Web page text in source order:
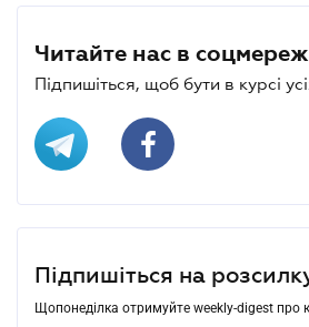
Читайте нас в
Підпишіться, щоб бути в курсі
Підпишіться на
Щопонеділка отримуйте weekly-digest про